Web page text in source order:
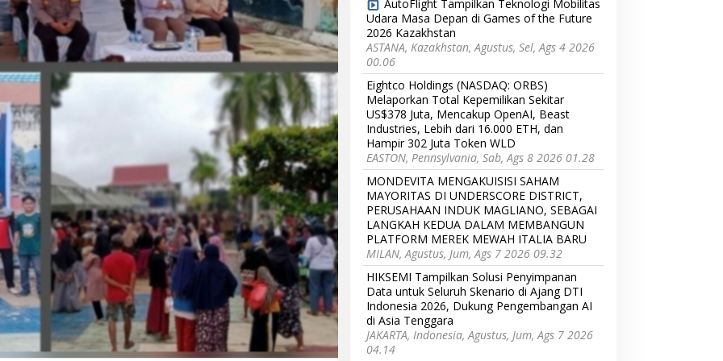
AutoFlight Tampilkan Teknologi Mobilitas
Udara Masa Depan di Games of the Future
2026 Kazakhstan
ASTANA, Kazakhstan, Agustus, Sel, Ags 4 2026
00.06
Eightco Holdings (NASDAQ: ORBS)
Melaporkan Total Kepemilikan Sekitar
US$378 Juta, Mencakup OpenAI, Beast
Industries, Lebih dari 16.000 ETH, dan
Hampir 302 Juta Token WLD
EASTON, Pennsylvania, Sab, Ags 8 2026 01.28
MONDEVITA MENGAKUISISI SAHAM
MAYORITAS DI UNDERSCORE DISTRICT,
PERUSAHAAN INDUK MAGLIANO, SEBAGAI
LANGKAH KEDUA DALAM MEMBANGUN
PLATFORM MEREK MEWAH ITALIA BARU
MILAN, Agustus, Jum, Ags 7 2026 09.32
HIKSEMI Tampilkan Solusi Penyimpanan
Data untuk Seluruh Skenario di Ajang DTI
Indonesia 2026, Dukung Pengembangan AI
di Asia Tenggara
JAKARTA, Indonesia, Agustus, Jum, Ags 7 2026
04.14